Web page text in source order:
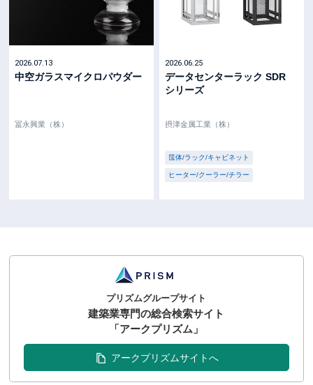
2026.07.13
中空ガラスマイクロパウダー
冨永興業（株）
2026.06.25
データセンターラック SDR
シリーズ
摂津金属工業（株）
筺体/ラック/キャビネット
ヒーター/クーラー/チラー
プリズムグループサイト
建築業専門の総合検索サイト
「アークプリズム」
アークプリズムサイトへ